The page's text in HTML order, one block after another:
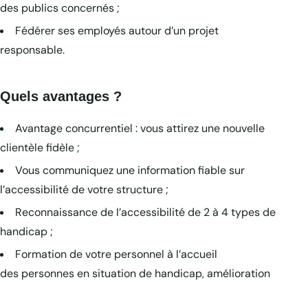
des publics concernés ;
Fédérer ses employés autour d’un projet
responsable.
Quels avantages ?
Avantage concurrentiel : vous attirez une nouvelle
clientèle fidèle ;
Vous communiquez une information fiable sur
l’accessibilité de votre structure ;
Reconnaissance de l’accessibilité de 2 à 4 types de
handicap ;
Formation de votre personnel à l’accueil
des personnes en situation de handicap, amélioration